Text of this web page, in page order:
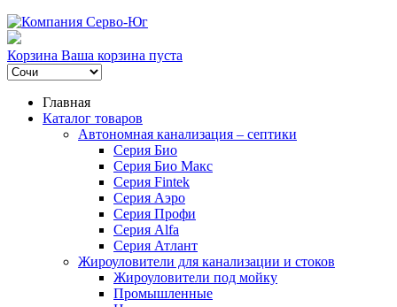
Корзина Ваша корзина пуста
Главная
Каталог товаров
Автономная канализация – септики
Серия Био
Серия Био Макс
Серия Fintek
Серия Аэро
Серия Профи
Серия Alfa
Серия Атлант
Жироуловители для канализации и стоков
Жироуловители под мойку
Промышленные